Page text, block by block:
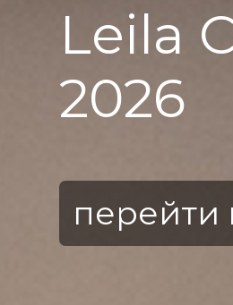
Leila
2026
перейти